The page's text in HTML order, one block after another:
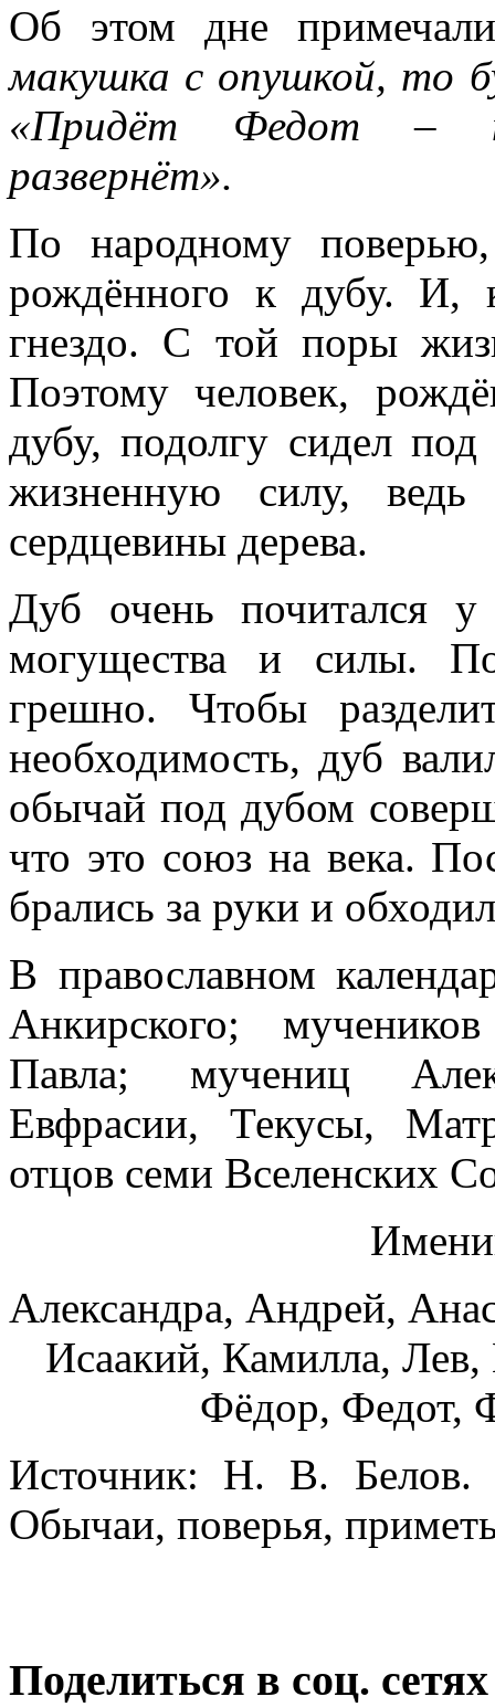
Об этом дне
макушка с опушкой, то
«Придёт Федот –
развернёт».
По народному
рождённого к дубу. И,
гнездо. С той поры
Поэтому человек,
дубу, подолгу сидел
жизненную силу,
сердцевины дерева.
Дуб очень почитался у
могущества и силы.
грешно. Чтобы
необходимость, дуб
обычай под дубом
что это союз на века.
брались за руки и
В православном
Анкирского;
Павла; мучениц
Евфрасии, Текусы,
отцов семи Вселенских
Александра, Андрей,
Исаакий, Камилла,
Фёдор, Федот,
Источник: Н. В. Белов.
Обычаи, поверья,
Поделиться в соц. сетях